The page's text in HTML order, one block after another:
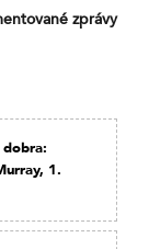
zprávy
dobra:
1.